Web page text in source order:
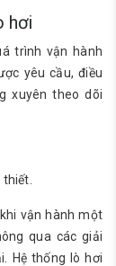
hơi
trình vận hành
yêu cầu, điều
xuyên theo dõi
thiết.
vận hành một
qua các giải
Hệ thống lò hơi